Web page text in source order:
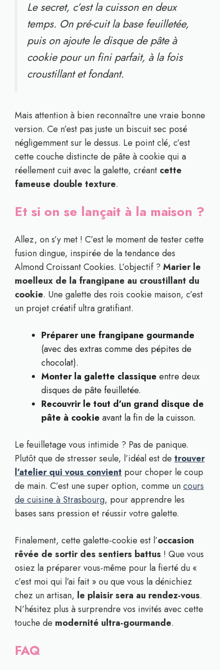
Le secret, c’est la cuisson en deux
temps. On pré-cuit la base feuilletée,
puis on ajoute le disque de pâte à
cookie pour un fini parfait, à la fois
croustillant et fondant.
Mais attention à bien reconnaître une vraie bonne
version. Ce n’est pas juste un biscuit sec posé
négligemment sur le dessus. Le point clé, c’est
cette couche distincte de pâte à cookie qui a
réellement cuit avec la galette, créant cette
fameuse double texture.
Et si on se lançait à la maison ?
Allez, on s’y met ! C’est le moment de tester cette
fusion dingue, inspirée de la tendance des
Almond Croissant Cookies. L’objectif ? Marier le
moelleux de la frangipane au croustillant du
cookie. Une galette des rois cookie maison, c’est
un projet créatif ultra gratifiant.
Préparer une frangipane gourmande
(avec des extras comme des pépites de
chocolat).
Monter la galette classique entre deux
disques de pâte feuilletée.
Recouvrir le tout d’un grand disque de
pâte à cookie avant la fin de la cuisson.
Le feuilletage vous intimide ? Pas de panique.
Plutôt que de stresser seule, l’idéal est de trouver
l’atelier qui vous convient pour choper le coup
de main. C’est une super option, comme uncours
de cuisine à Strasbourg, pour apprendre les
bases sans pression et réussir votre galette.
Finalement, cette galette-cookie est l’occasion
rêvée de sortir des sentiers battus ! Que vous
osiez la préparer vous-même pour la fierté du «
c’est moi qui l’ai fait » ou que vous la dénichiez
chez un artisan, le plaisir sera au rendez-vous.
N’hésitez plus à surprendre vos invités avec cette
touche de modernité ultra-gourmande.
FAQ